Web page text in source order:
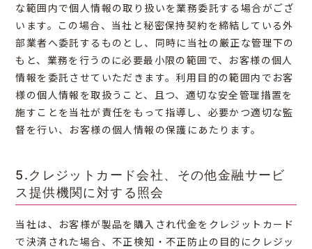
な範囲内で個人情報の取り扱いを業務委託する場合がござ
います。この場合、当社と秘密保持契約を締結している外
部業者へ委託するものとし、同時に当社の厳正な管理下の
もと、業務を行うのに必要最小限の範囲で、お客様の個人
情報を委託させていただきます。利用目的の範囲内でお客
様の個人情報を取扱うこと、且つ、適切な安全管理措置を
施すことを当社が責任をもって指導し、必要かつ適切な監
督を行い、お客様の個人情報の保護にあたります。
5.クレジットカード会社、その他金融サービ
ス提供機関に対する照会
当社は、お客様が製品を購入され代金をクレジットカード
で決済された場合、不正検知・不正防止の目的にクレジッ